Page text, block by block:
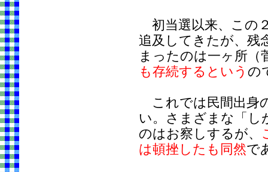
初当選以来、この
追及してきたが、残
まったのは一ヶ所（
も存続するという の
これでは民間出身
い。さまざまな「し
のはお察しするが、
は頓挫したも同然で